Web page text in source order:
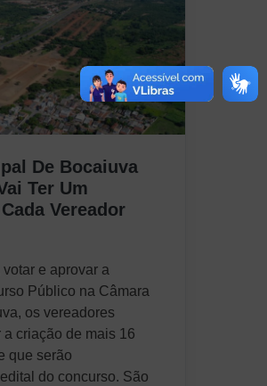
De Bocaiuva
Ter Um
Vereador
e aprovar a
Público na Câmara
os vereadores
criação de mais 16
que serão
do concurso. São